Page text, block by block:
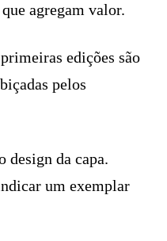
agregam valor.
edições são
pelos
design da capa.
um exemplar